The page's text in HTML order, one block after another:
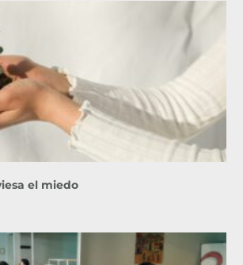
el miedo